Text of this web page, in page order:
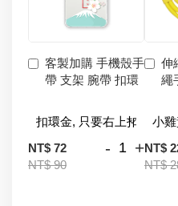
客製加購 手機殼手
帶 支架 腕帶 扣環
NT$ 72
NT$ 90
- +
伸
繩
NT$
NT$